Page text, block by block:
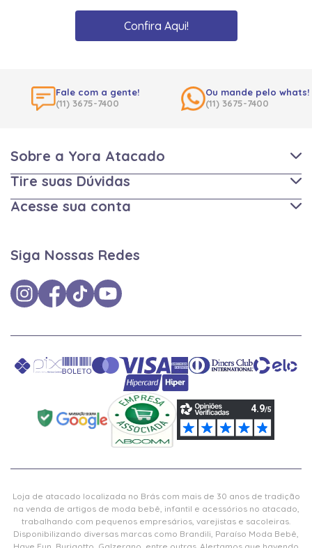
Confira Aqui!
Fale com a gente!
(11) 3675-7400
Ou mande pelo whats!
(11) 3675-7400
Sobre a Yora Atacado
Tire suas Dúvidas
Acesse sua conta
Siga Nossas Redes
Loja de atacado localizada no Brás com mais de 30 anos de tradição
na venda de artigos de moda bebê, infantil e acessórios no atacado,
trabalhando com pequenos empresários, varejistas e sacoleiras.
Disponibilizando diversas marcas como Brandili, Paraíso Moda Bebê,